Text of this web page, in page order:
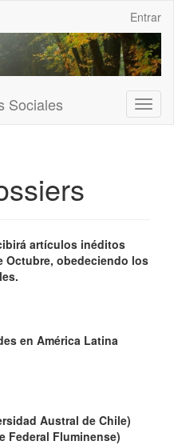
Entrar
Sociales
artículos inéditos
Octubre, obedeciendo los
en América Latina
Austral de Chile)
Federal Fluminense)